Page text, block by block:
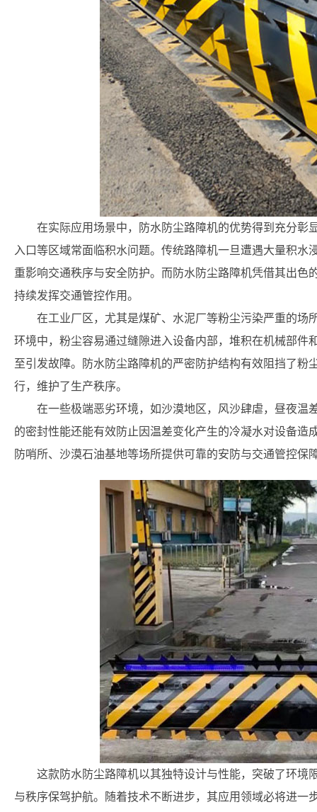
在实际应用场景中，防水防尘路障机的优势得到充分彰
入口等区域常面临积水问题。传统路障机一旦遭遇大量积
重影响交通秩序与安全防护。而防水防尘路障机凭借其出
持续发挥交通管控作用。
在工业厂区，尤其是煤矿、水泥厂等粉尘污染严重的场
环境中，粉尘容易通过缝隙进入设备内部，堆积在机械部件
至引发故障。防水防尘路障机的严密防护结构有效阻挡了
行，维护了生产秩序。
在一些极端恶劣环境，如沙漠地区，风沙肆虐，昼夜温
的密封性能还能有效防止因温差变化产生的冷凝水对设备
防哨所、沙漠石油基地等场所提供可靠的安防与交通管控保
这款防水防尘路障机以其独特设计与性能，突破了环境
与秩序保驾护航。随着技术不断进步，其应用领域必将进